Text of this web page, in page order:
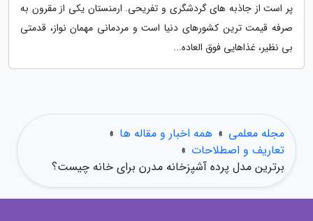
پر است از جاذبه های گردشگری و تفریحی. ارمنستان یکی از مقرون به
صرفه قیمت ترین کشورهای دنیا است و مردمانی مهمان نواز، قدمتی
بی نظیر، غذاهایی فوق العاده...
مجله معلمی » همه اخبار و مقاله ها »
تعاریف و اصطلاحات »
برترین مدل پرده آشپزخانه مدرن برای خانه چیست؟